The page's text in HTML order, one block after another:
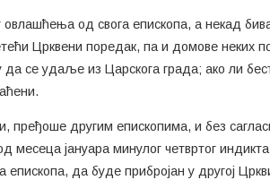
од свога епископа, а некад
Црквени поредак, па и домове неких
се удаље из Царскога града; ако ли
пређоше другим епископима, и без
јануара минулог четвртог
да буде прибројан у другој